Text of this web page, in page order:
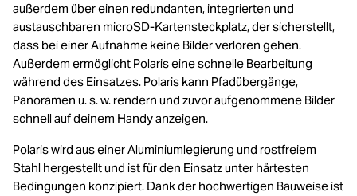
außerdem über einen redundanten, integrierten und
austauschbaren microSD-Kartensteckplatz, der sicherstellt,
dass bei einer Aufnahme keine Bilder verloren gehen.
Außerdem ermöglicht Polaris eine schnelle Bearbeitung
während des Einsatzes. Polaris kann Pfadübergänge,
Panoramen u. s. w. rendern und zuvor aufgenommene Bilder
schnell auf deinem Handy anzeigen.
Polaris wird aus einer Aluminiumlegierung und rostfreiem
Stahl hergestellt und ist für den Einsatz unter härtesten
Bedingungen konzipiert. Dank der hochwertigen Bauweise ist